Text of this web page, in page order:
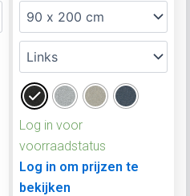
Log in voor
voorraadstatus
Log in om prijzen te
bekijken